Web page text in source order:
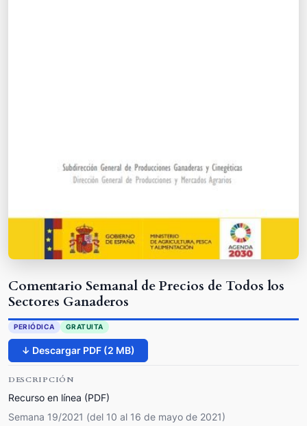
Comentario Semanal de Precios de Todos los
Sectores Ganaderos
PERIÓDICA GRATUITA
↓ Descargar PDF (2 MB)
DESCRIPCIÓN
Recurso en línea (PDF)
Semana 19/2021 (del 10 al 16 de mayo de 2021)